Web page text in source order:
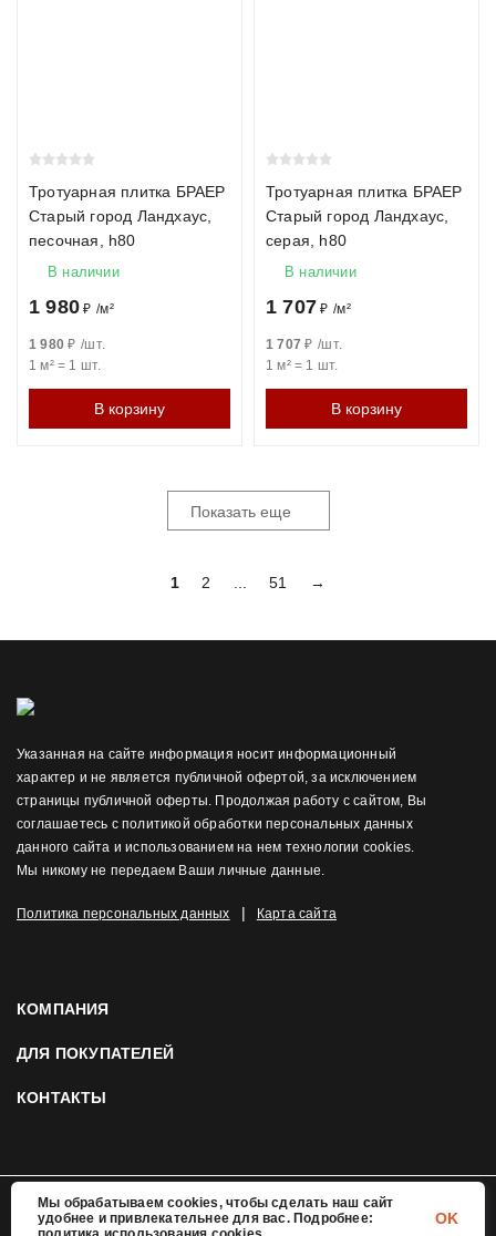
Тротуарная плитка БРАЕР
Старый город Ландхаус,
песочная, h80
В наличии
1 980 ₽ /м²
1 980 ₽ /шт.
1 м²= 1 шт.
В корзину
Тротуарная плитка БРАЕР
Старый город Ландхаус,
серая, h80
В наличии
1 707 ₽ /м²
1 707 ₽ /шт.
1 м²= 1 шт.
В корзину
Показать еще
1 2 51 →
Указанная на сайте информация носит информационный
характер и не является публичной офертой, за исключением
страницы публичной оферты. Продолжая работу с сайтом, Вы
соглашаетесь с политикой обработки персональных данных
данного сайта и использованием на нем технологии cookies.
Мы никому не передаем Ваши личные данные.
Политика персональных данных | Карта сайта
КОМПАНИЯ
ДЛЯ ПОКУПАТЕЛЕЙ
КОНТАКТЫ
© 2026 Mortex.ru. Все права защищены
Мы обрабатываем cookies, чтобы сделать наш сайт
удобнее и привлекательнее для вас. Подробнее:
OK